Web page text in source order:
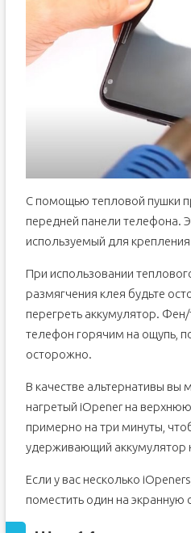
С помощью тепловой пушки
передней панели телефона.
используемый для
При использовании
размягчения клея будьте
перегреть аккумулятор.
телефон горячим на ощупь,
осторожно.
В качестве альтернативы вы
нагретый iOpener на
примерно на три минуты,
удерживающий аккумулятор
Если у вас несколько
поместить один на экранную